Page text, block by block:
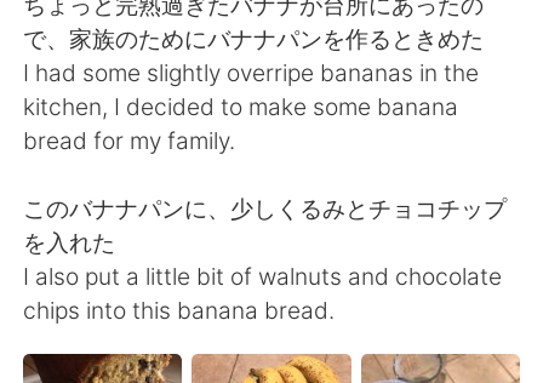
日本語 한국어
Русский
Indonesia Italiano
Türkçe Tiếng Việt
Português
で、家族のためにバナナパンを作るときめた
I had some slightly overripe bananas in the
kitchen, I decided to make some banana
bread for my family.
このバナナパンに、少しくるみとチョコチップ
を入れた
I also put a little bit of walnuts and chocolate
chips into this banana bread.